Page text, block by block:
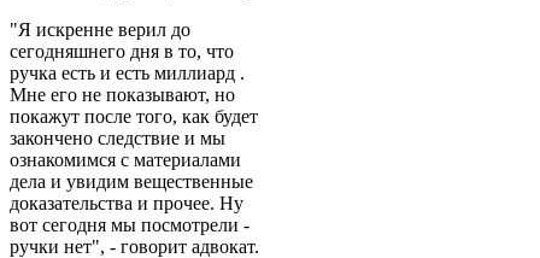
"Я искренне верил до
сегодняшнего дня в то, что
ручка есть и есть миллиард .
Мне его не показывают, но
покажут после того, как будет
закончено следствие и мы
ознакомимся с материалами
дела и увидим вещественные
доказательства и прочее. Ну
вот сегодня мы посмотрели -
ручки нет", - говорит адвокат.